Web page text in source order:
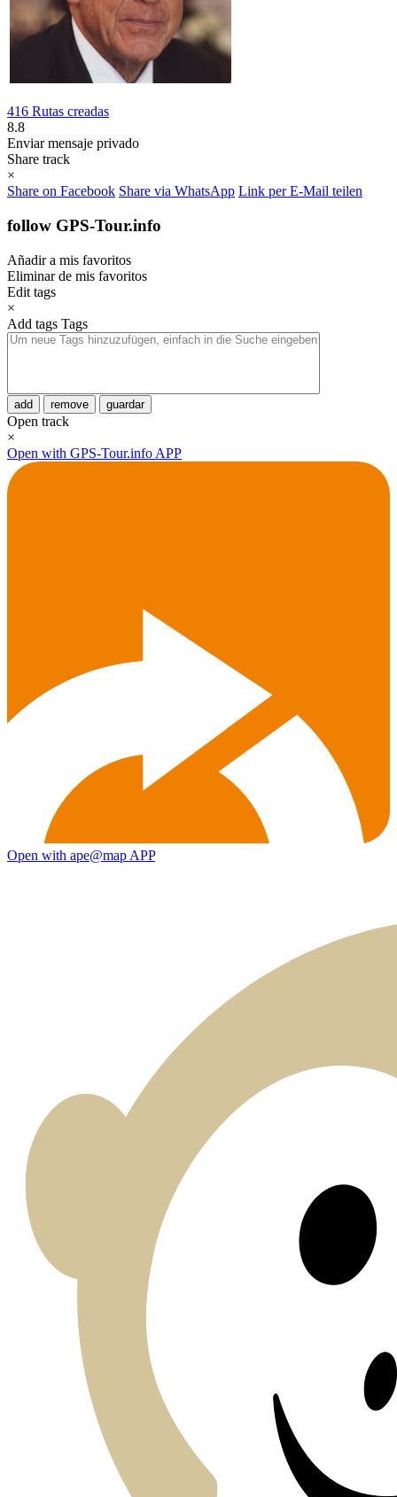
416 Rutas creadas
8.8
Enviar mensaje privado
Share track
×
Share on Facebook Share via WhatsApp Link per E-Mail teilen
follow GPS-Tour.info
Añadir a mis favoritos
Eliminar de mis favoritos
Edit tags
×
Add tags Tags
add remove guardar
Open track
×
Open with GPS-Tour.info APP
Open with ape@map APP